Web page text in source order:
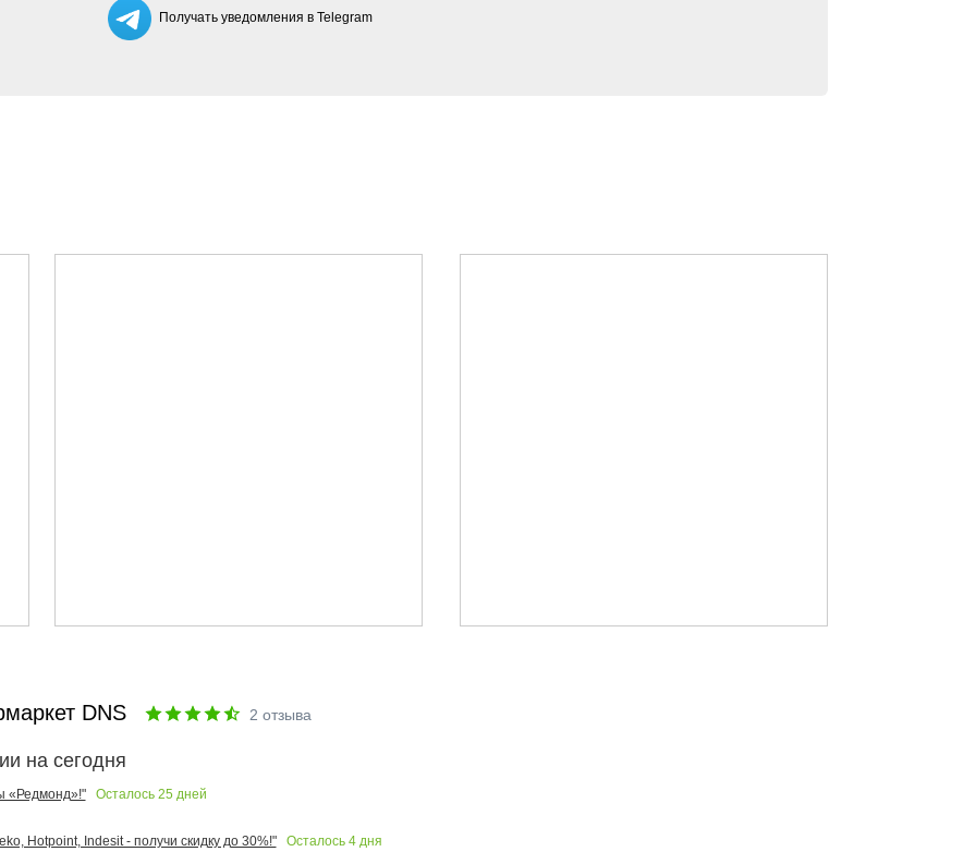
Получать уведомления в Telegram
DNS 2 отзыва
на сегодня
«Редмонд»!" Осталось 25 дней
Hotpoint, Indesit - получи скидку до 30%!" Осталось 4дня